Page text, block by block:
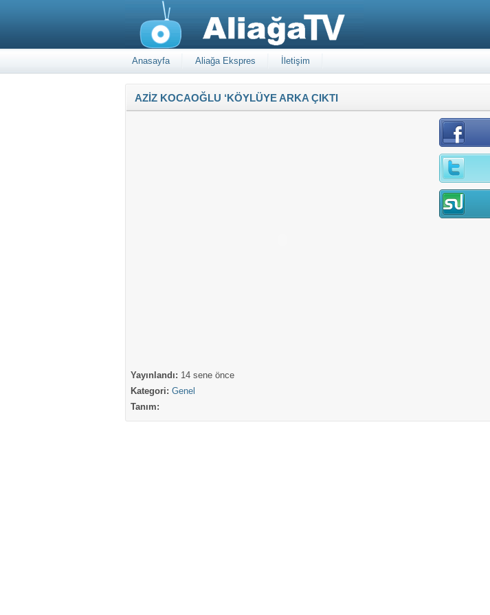
Anasayfa Aliağa Ekspres İletişim
AZİZ KOCAOĞLU ‘KÖYLÜYE ARKA ÇIKTI
Yayınlandı: 14 sene önce
Kategori: Genel
Tanım: